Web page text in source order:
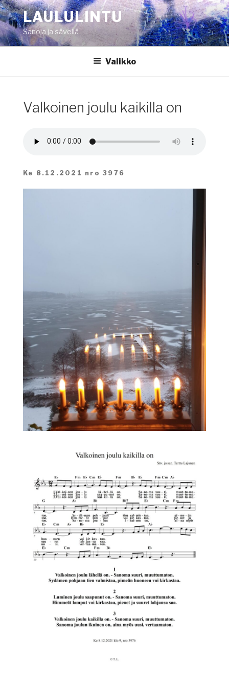
Siirry
sisältöönLAULULINTU
Sanoja ja säveliä
Valikko
Valkoinen joulu kaikilla on
Ke 8.12.2021 nro 3976